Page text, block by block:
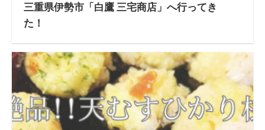
三重県伊勢市「白鷹 三宅商店」へ行ってき
た！